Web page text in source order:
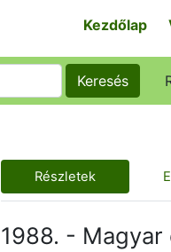
Kezdőlap
Keresés
Részletek
1988. -